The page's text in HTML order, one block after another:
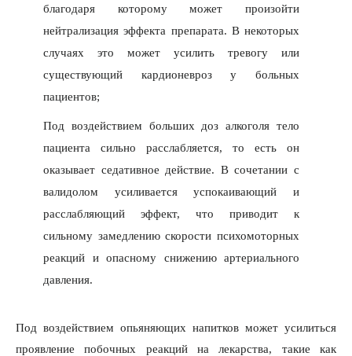
благодаря которому может произойти
нейтрализация эффекта препарата. В некоторых
случаях это может усилить тревогу или
существующий кардионевроз у больных
пациентов;
Под воздействием больших доз алкоголя тело
пациента сильно расслабляется, то есть он
оказывает седативное действие. В сочетании с
валидолом усиливается успокаивающий и
расслабляющий эффект, что приводит к
сильному замедлению скорости психомоторных
реакций и опасному снижению артериального
давления.
Под воздействием опьяняющих напитков может усилиться
проявление побочных реакций на лекарства, такие как